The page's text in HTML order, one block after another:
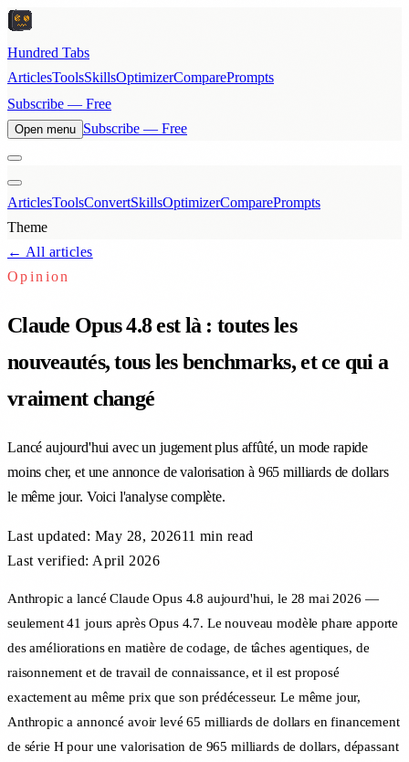
Hundred Tabs
ArticlesToolsSkillsOptimizerComparePrompts
Subscribe — Free
Open menu Subscribe — Free
ArticlesToolsConvertSkillsOptimizerComparePrompts
Theme
← All articles
Opinion
Claude Opus 4.8 est là : toutes les
nouveautés, tous les benchmarks, et ce qui a
vraiment changé
Lancé aujourd'hui avec un jugement plus affûté, un mode rapide
moins cher, et une annonce de valorisation à 965 milliards de dollars
le même jour. Voici l'analyse complète.
Last updated: May 28, 202611 min read
Last verified: April 2026
Anthropic a lancé Claude Opus 4.8 aujourd'hui, le 28 mai 2026 —
seulement 41 jours après Opus 4.7. Le nouveau modèle phare apporte
des améliorations en matière de codage, de tâches agentiques, de
raisonnement et de travail de connaissance, et il est proposé
exactement au même prix que son prédécesseur. Le même jour,
Anthropic a annoncé avoir levé 65 milliards de dollars en financement
de série H pour une valorisation de 965 milliards de dollars, dépassant